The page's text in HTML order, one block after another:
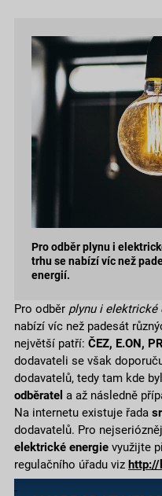
Pro odběr plynu i
trhu se nabízí víc než
energií.
Pro odběr plynu i elektrické
nabízí víc než padesát
největší patří: ČEZ, E.ON,
dodavateli se však
dodavatelů, tedy tam kde
odběratel a až následně
Na internetu existuje řada
dodavatelů. Pro
elektrické energievyužijte
regulačního úřadu viz http://